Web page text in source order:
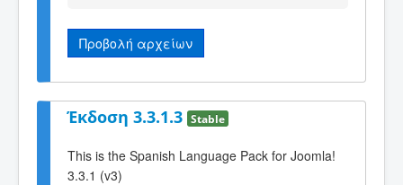
Προβολή αρχείων
Έκδοση 3.3.1.3 Stable
This is the Spanish Language Pack for Joomla!
3.3.1 (v3)